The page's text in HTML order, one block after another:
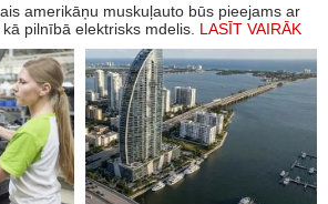
amerikāņu muskuļauto būs pieejams ar
pilnībā elektrisks mdelis. LASĪT VAIRĀK